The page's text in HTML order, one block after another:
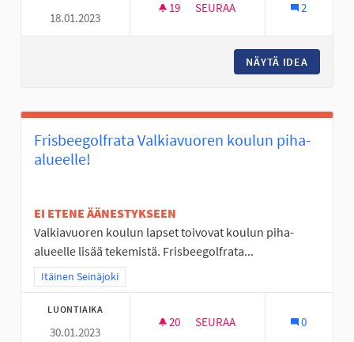
18.01.2023
19 19 SEURAAJAA
SEURAA 2
NÄYTÄ IDEA
Frisbeegolfrata Valkiavuoren koulun piha-
alueelle!
EI ETENE ÄÄNESTYKSEEN
Valkiavuoren koulun lapset toivovat koulun piha-
alueelle lisää tekemistä. Frisbeegolfrata...
Rajaa tulokset teeman mukaan: Itäinen Seinäjoki
Itäinen Seinäjoki
LUONTIAIKA
30.01.2023
20 20 SEURAAJAA
SEURAA 0